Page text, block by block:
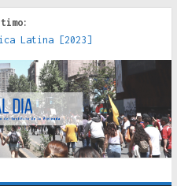
Latina [2023]
de los Estados :
[2022]
acero : hacia una teoría
[2020]
adecuada [2019]
del Seguro Obrero en
[2014]